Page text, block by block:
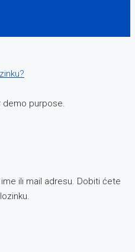
demo purpose.
ili mail adresu. Dobiti ćete